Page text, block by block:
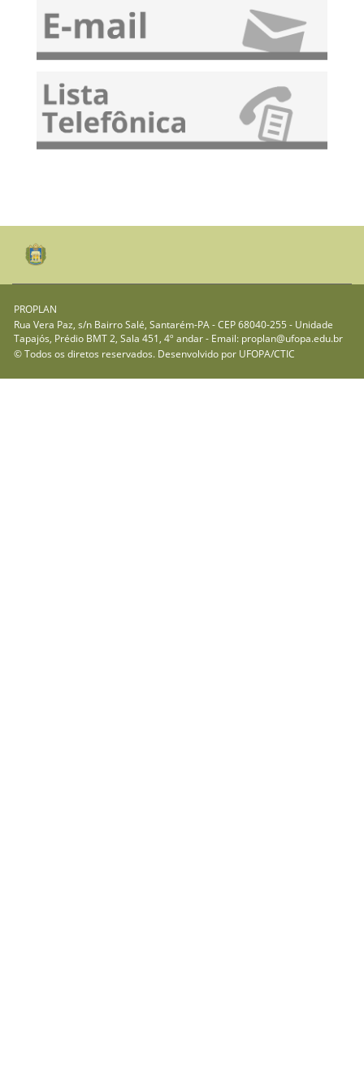
Edital PIAPE 2024 - Inscrição de propostas
PROPLAN
Rua Vera Paz, s/n Bairro Salé, Santarém-PA - CEP 68040-255 - Unidade
Tapajós, Prédio BMT 2, Sala 451, 4º andar - Email: proplan@ufopa.edu.br
© Todos os diretos reservados. Desenvolvido por UFOPA/CTIC